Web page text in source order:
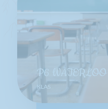
P6 WATERLOO
KLAS